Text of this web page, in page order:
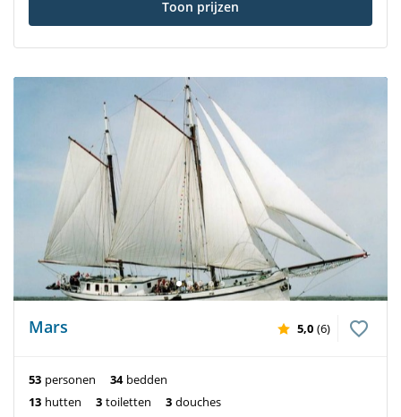
Toon prijzen
Mars 5,0 (6)
53 personen 34 bedden
13 hutten 3 toiletten 3 douches